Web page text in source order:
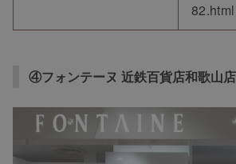
82.html
④フォンテーヌ 近鉄百貨店和歌山店